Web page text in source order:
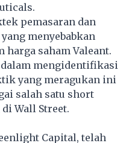
pemasaran dan
menyebabkan
harga saham Valeant.
mengidentifikasi
yang meragukan ini
salah satu short
Wall Street.
Capital, telah